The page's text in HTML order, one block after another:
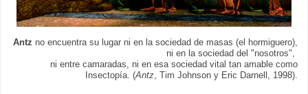
Antz no encuentra su lugar ni en la sociedad de masas (el hormiguero),
ni en la sociedad del "nosotros",
ni entre camaradas, ni en esa sociedad vital tan amable como
Insectopía. (Antz , Tim Johnson y Eric Darnell, 1998).